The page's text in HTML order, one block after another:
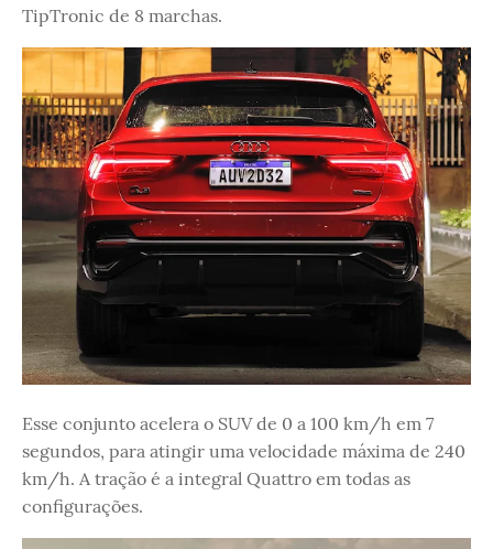
TipTronic de 8 marchas.
Esse conjunto acelera o SUV de 0 a 100 km/h em 7
segundos, para atingir uma velocidade máxima de 240
km/h. A tração é a integral Quattro em todas as
configurações.